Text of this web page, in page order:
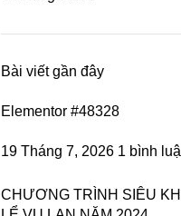
Bài viết gần đây
Elementor #48328
19 Tháng 7, 2026 1 bình
CHƯƠNG TRÌNH SIÊU